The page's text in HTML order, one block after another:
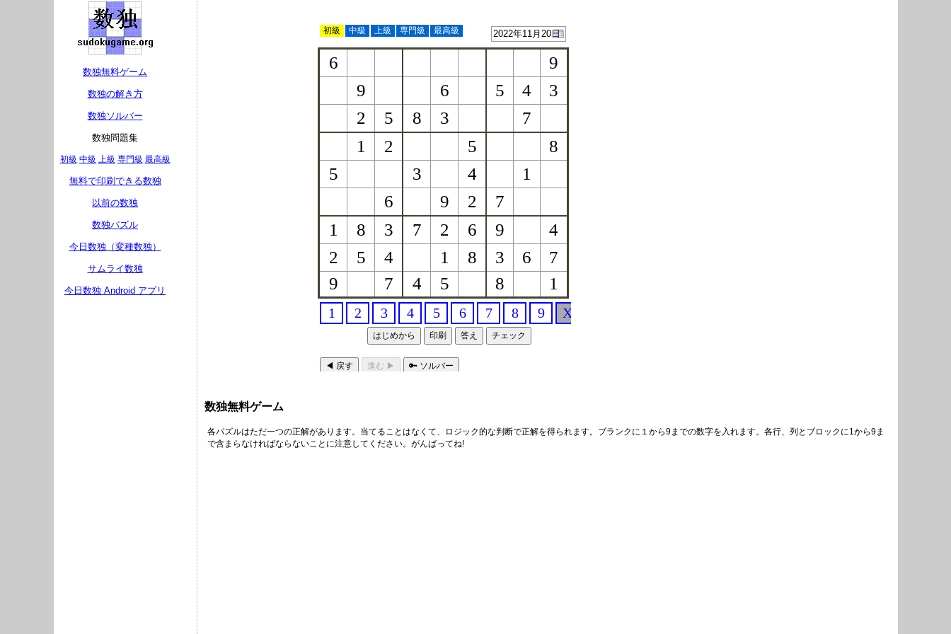
数独無料ゲーム
数独の解き方
数独ソルバー
数独問題集
初級 中級 上級 専門級 最高級
無料で印刷できる数独
以前の数独
数独パズル
今日数独（変種数独）
サムライ数独
今日数独 Android アプリ
数独無料ゲーム
各パズルはただ一つの正解があります。当てることはなくて、ロジック的な判断で正解を得られます。ブランクに１から9までの数字を入れます。各行、列とブロックに1から9ま
で含まらなければならないことに注意してください。がんばってね!